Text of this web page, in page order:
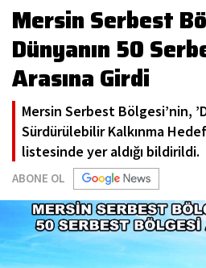
Mersin Serbest
Dünyanın 50
Arasına Girdi
Mersin Serbest Bölgesi’nin,
Sürdürülebilir Kalkınma
listesinde yer aldığı bildirildi.
ABONE OL